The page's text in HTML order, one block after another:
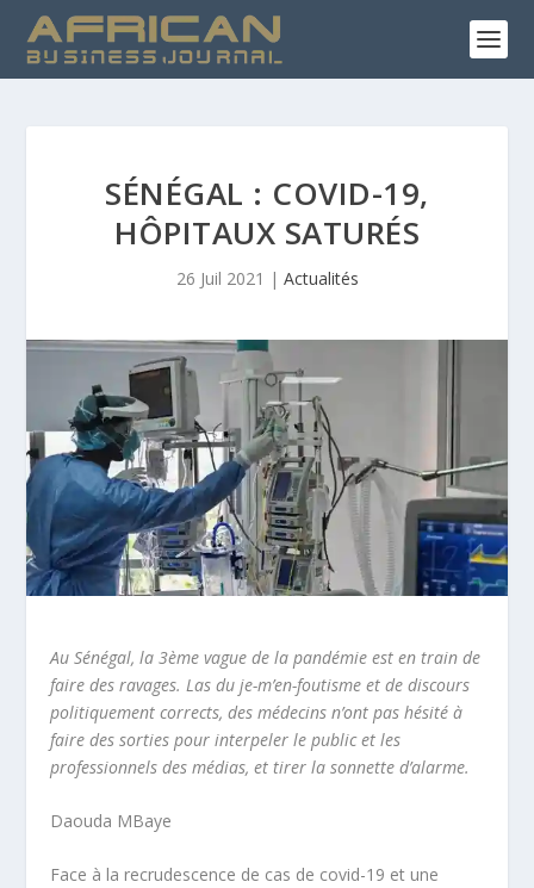
SÉNÉGAL : COVID-19,
HÔPITAUX SATURÉS
26 Juil 2021 | Actualités
Au Sénégal, la 3ème vague de la pandémie est en train de
faire des ravages. Las du je-m’en-foutisme et de discours
politiquement corrects, des médecins n’ont pas hésité à
faire des sorties pour interpeler le public et les
professionnels des médias, et tirer la sonnette d’alarme.
Daouda MBaye
Face à la recrudescence de cas de covid-19 et une